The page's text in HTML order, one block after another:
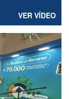
VER VÍDEO